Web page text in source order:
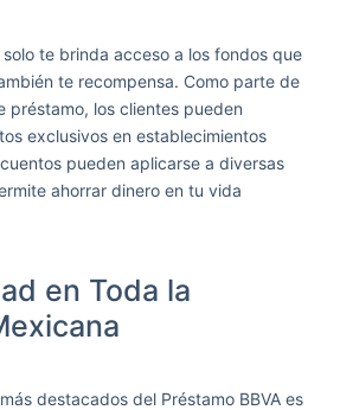
solo te brinda acceso a los fondos que
te recompensa. Como parte de
préstamo, los clientes pueden
exclusivos en establecimientos
pueden aplicarse a diversas
ahorrar dinero en tu vida
en Toda la
destacados del Préstamo BBVA es